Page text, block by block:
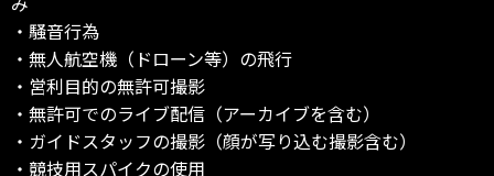
・騒音行為
・無人航空機（ドローン等）の飛行
・営利目的の無許可撮影
・無許可でのライブ配信（アーカイブを含む）
・ガイドスタッフの撮影（顔が写り込む撮影含む）
・競技用スパイクの使用